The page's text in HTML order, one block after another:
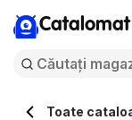
Catalomat
Toate